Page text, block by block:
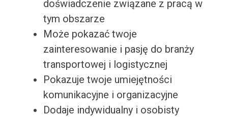
doświadczenie związane z pracą w
tym obszarze
Może pokazać twoje
zainteresowanie i pasję do branży
transportowej i logistycznej
Pokazuje twoje umiejętności
komunikacyjne i organizacyjne
Dodaje indywidualny i osobisty